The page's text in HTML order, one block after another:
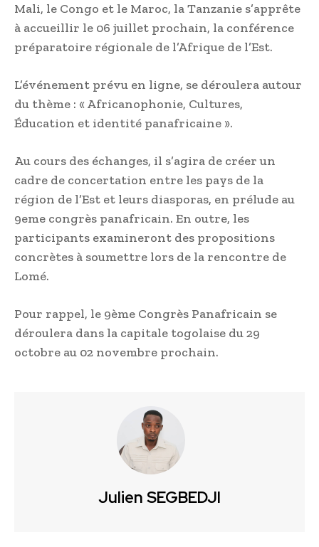
Mali, le Congo et le Maroc, la Tanzanie s’apprête
à accueillir le 06 juillet prochain, la conférence
préparatoire régionale de l’Afrique de l’Est.
L’événement prévu en ligne, se déroulera autour
du thème : « Africanophonie, Cultures,
Éducation et identité panafricaine ».
Au cours des échanges, il s’agira de créer un
cadre de concertation entre les pays de la
région de l’Est et leurs diasporas, en prélude au
9eme congrès panafricain. En outre, les
participants examineront des propositions
concrètes à soumettre lors de la rencontre de
Lomé.
Pour rappel, le 9ème Congrès Panafricain se
déroulera dans la capitale togolaise du 29
octobre au 02 novembre prochain.
Julien SEGBEDJI